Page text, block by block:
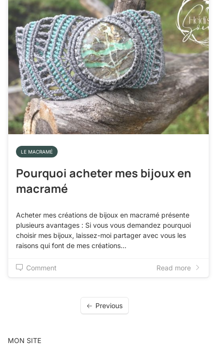
LE MACRAMÉ
Pourquoi acheter mes bijoux en
macramé
Acheter mes créations de bijoux en macramé présente
plusieurs avantages : Si vous vous demandez pourquoi
choisir mes bijoux, laissez-moi partager avec vous les
raisons qui font de mes créations…
Comment Read more
Previous
MON SITE